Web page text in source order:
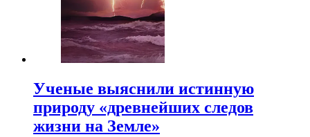
Ученые выяснили истинную
природу «древнейших следов
жизни на Земле»